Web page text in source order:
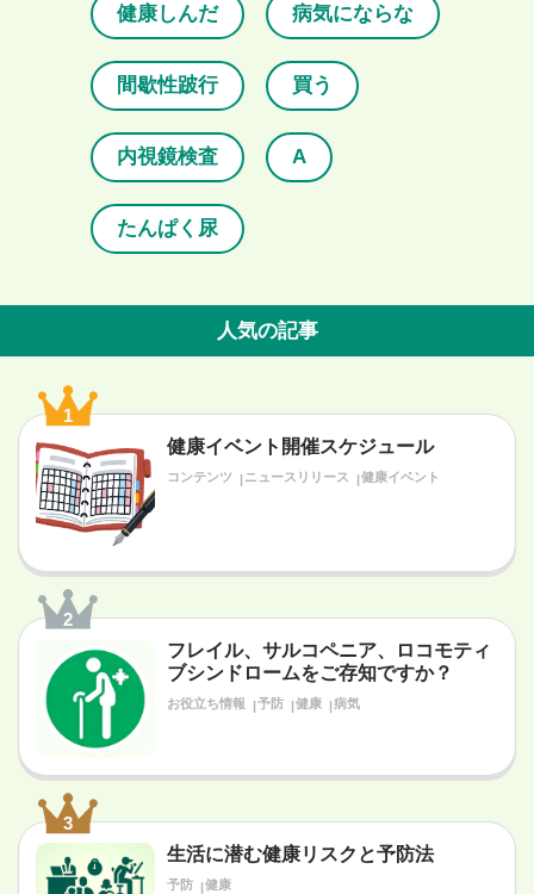
健康しんだ 病気にならな
間歇性跛行 買う
内視鏡検査 A
たんぱく尿
人気の記事
1
健康イベント開催スケジュール
コンテンツ ニュースリリース 健康イベント
2
フレイル、サルコペニア、ロコモティ
ブシンドロームをご存知ですか？
お役立ち情報 予防 健康 病気
3
生活に潜む健康リスクと予防法
予防 健康